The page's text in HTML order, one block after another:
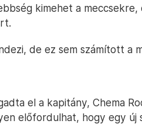
kimehet a
de ez sem számított a
el a kapitány, Chema
előfordulhat, hogy egy új